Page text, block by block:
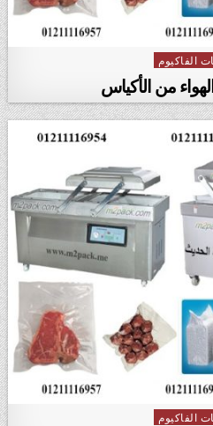
الفاكيوم
من الأكياس
الفاكيوم